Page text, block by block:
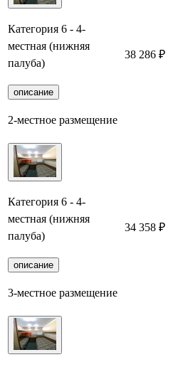
Категория 6 - 4-
местная (нижняя
палуба)
описание
2-местное размещение
38 286 ₽
Категория 6 - 4-
местная (нижняя
палуба)
описание
3-местное размещение
34 358 ₽